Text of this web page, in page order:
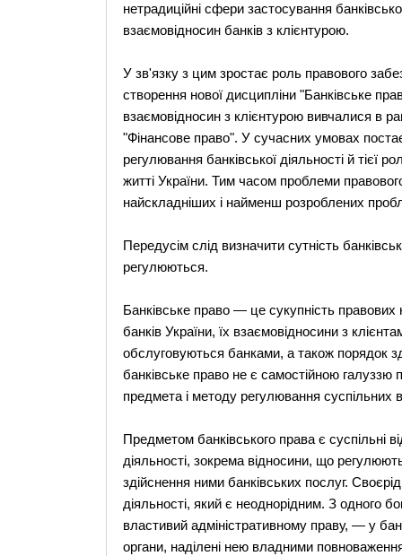
нетрадиційні сфери застосування
взаємовідносин банків з клієнтурою.
У зв'язку з цим зростає роль правового
створення нової дисципліни "Банківське
взаємовідносин з клієнтурою вивчалися в
"Фінансове право". У сучасних умовах
регулювання банківської діяльності й тієї
житті України. Тим часом проблеми
найскладніших і найменш розроблених
Передусім слід визначити сутність
регулюються.
Банківське право — це сукупність правових
банків України, їх взаємовідносини з
обслуговуються банками, а також порядок
банківське право не є самостійною
предмета і методу регулювання суспільних
Предметом банківського права є суспільні
діяльності, зокрема відносини, що
здійснення ними банківських послуг.
діяльності, який є неоднорідним. З одного
властивий адміністративному праву, — у
органи, наділені нею владними